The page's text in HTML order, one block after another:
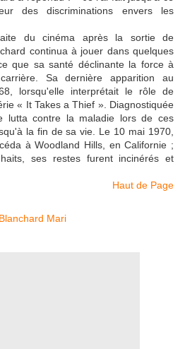
des discriminations envers les
du cinéma après la sortie de
continua à jouer dans quelques
que sa santé déclinante la force à
Sa dernière apparition au
lorsqu'elle interprétait le rôle de
« It Takes a Thief ». Diagnostiquée
lutta contre la maladie lors de ces
la fin de sa vie. Le 10 mai 1970,
à Woodland Hills, en Californie ;
ses restes furent incinérés et
Haut de Page